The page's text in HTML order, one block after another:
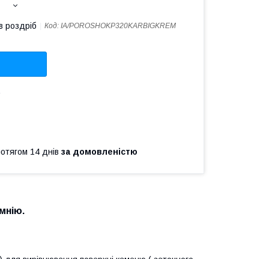
роздріб Код: IA/POROSHOKP320KARBIGKREM
14 днів за домовленістю